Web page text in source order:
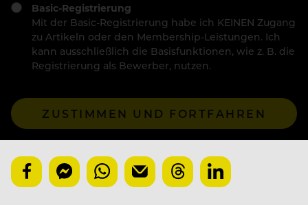
Basic-Registrierung
Mit der Basic-Registrierung habe ich KEINEN Zugang
zu Artikeln oder den Membership-Leistungen. Ich
kann ausschließlich die Basisfunktionen, wie z. B. die
Registrierung als Bewerber, nutzen.
ZUSTIMMEN UND FORTFAHREN